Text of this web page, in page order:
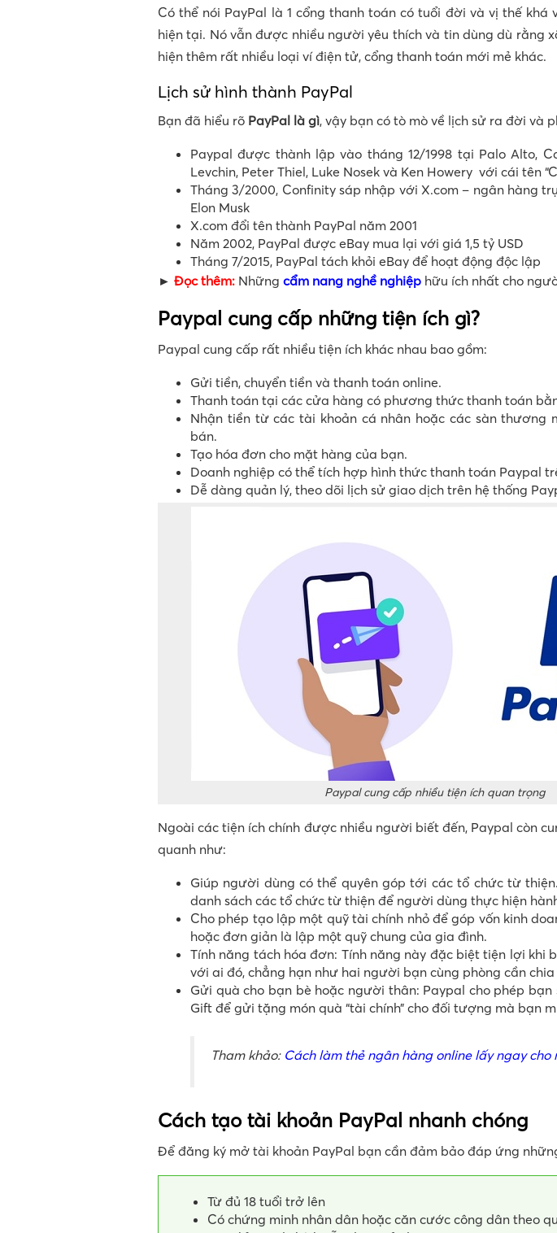
Có thể nói PayPal là 1 cổng thanh toán có tuổi đời và vị thế
hiện tại. Nó vẫn được nhiều người yêu thích và tin dùng dù rằng
hiện thêm rất nhiều loại ví điện tử, cổng thanh toán mới mẻ khác.
Lịch sử hình thành PayPal
Bạn đã hiểu rõ PayPal là gì, vậy bạn có tò mò về lịch sử ra đời và
Paypal được thành lập vào tháng 12/1998 tại Palo Alto,
Levchin, Peter Thiel, Luke Nosek và Ken Howery với cái tên
Tháng 3/2000, Confinity sáp nhập với X.com – ngân hàng
Elon Musk
X.com đổi tên thành PayPal năm 2001
Năm 2002, PayPal được eBay mua lại với giá 1,5 tỷ USD
Tháng 7/2015, PayPal tách khỏi eBay để hoạt động độc lập
► Đọc thêm: Những cẩm nang nghề nghiệp hữu ích nhất cho
Paypal cung cấp những tiện ích gì?
Paypal cung cấp rất nhiều tiện ích khác nhau bao gồm:
Gửi tiền, chuyển tiền và thanh toán online.
Thanh toán tại các cửa hàng có phương thức thanh toán
Nhận tiền từ các tài khoản cá nhân hoặc các sàn
bán.
Tạo hóa đơn cho mặt hàng của bạn.
Doanh nghiệp có thể tích hợp hình thức thanh toán Paypal
Dễ dàng quản lý, theo dõi lịch sử giao dịch trên hệ thống
Paypal cung cấp nhiều tiện ích quan trọng
Ngoài các tiện ích chính được nhiều người biết đến, Paypal còn
quanh như:
Giúp người dùng có thể quyên góp tới các tổ chức từ
danh sách các tổ chức từ thiện để người dùng thực hiện
Cho phép tạo lập một quỹ tài chính nhỏ để góp vốn kinh
hoặc đơn giản là lập một quỹ chung của gia đình.
Tính năng tách hóa đơn: Tính năng này đặc biệt tiện lợi khi
với ai đó, chẳng hạn như hai người bạn cùng phòng cần
Gửi quà cho bạn bè hoặc người thân: Paypal cho phép bạn
Gift để gửi tặng món quà “tài chính” cho đối tượng mà bạn
Tham khảo: Cách làm thẻ ngân hàng online lấy ngay
Cách tạo tài khoản PayPal nhanh chóng
Để đăng ký mở tài khoản PayPal bạn cần đảm bảo đáp ứng
Từ đủ 18 tuổi trở lên
Có chứng minh nhân dân hoặc căn cước công dân theo